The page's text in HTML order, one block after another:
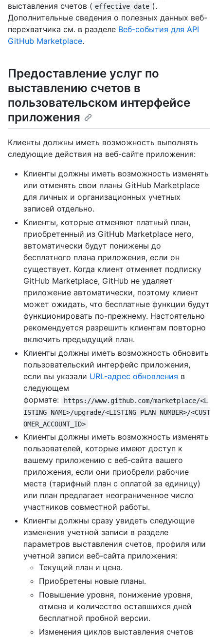
выставления счетов ( effective_date ).
Дополнительные сведения о полезных данных веб-
перехватчика см. в разделе Веб-события для API
GitHub Marketplace.
Предоставление услуг по
выставлению счетов в
пользовательском интерфейсе
приложения
Клиенты должны иметь возможность выполнять
следующие действия на веб-сайте приложения:
Клиенты должны иметь возможность изменять
или отменять свои планы GitHub Marketplace
для личных и организационных учетных
записей отдельно.
Клиенты, которые отменяют платный план,
приобретенный из GitHub Marketplace него,
автоматически будут понижены до
бесплатного плана приложения, если он
существует. Когда клиент отменяет подписку
GitHub Marketplace, GitHub не удаляет
приложение автоматически, поэтому клиент
может ожидать, что бесплатные функции будут
функционировать по-прежнему. Настоятельно
рекомендуется разрешить клиентам повторно
включить предыдущий план.
Клиенты должны иметь возможность обновить
пользовательский интерфейс приложения,
если вы указали URL-адрес обновления в
следующем
формате:
https://www.github.com/marketplace/<L
ISTING_NAME>/upgrade/<LISTING_PLAN_NUMBER>/<CUST
OMER_ACCOUNT_ID>
Клиенты должны иметь возможность изменять
пользователей, которые имеют доступ к
вашему приложению с веб-сайта вашего
приложения, если они приобрели рабочие
места (тарифный план с оплатой за единицу)
или план предлагает неограниченное число
участников совместной работы.
Клиенты должны сразу увидеть следующие
изменения учетной записи в разделе
параметров выставления счетов, профиля или
учетной записи веб-сайта приложения:
Текущий план и цена.
Приобретены новые планы.
Повышение уровня, понижение уровня,
отмена и количество оставшихся дней
бесплатной пробной версии.
Изменения циклов выставления счетов